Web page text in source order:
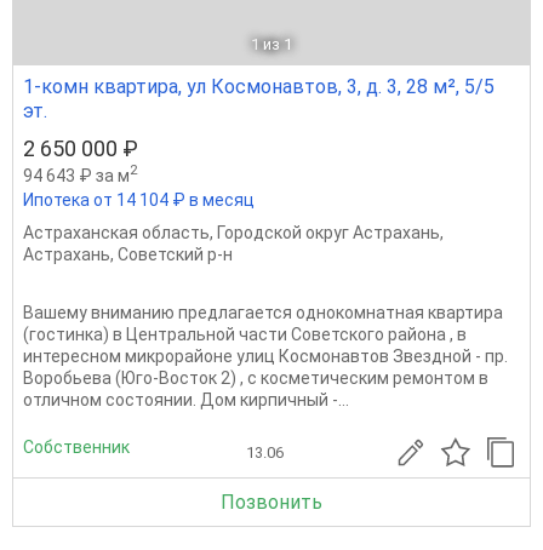
1 из 1
1-комн квартира, ул Космонавтов, 3, д. 3, 28 м², 5/5
эт.
2 650 000 ₽
94 643 ₽ за м2
Ипотека от 14 104 ₽ в месяц
Астраханская область, Городской округ Астрахань,
Астрахань, Советский р-н
Вашему вниманию предлагается однокомнатная квартира
(гостинка) в Центральной части Советского района , в
интересном микрорайоне улиц Космонавтов Звездной - пр.
Воробьева (Юго-Восток 2) , с косметическим ремонтом в
отличном состоянии. Дом кирпичный -...
Собственник 13.06
Позвонить